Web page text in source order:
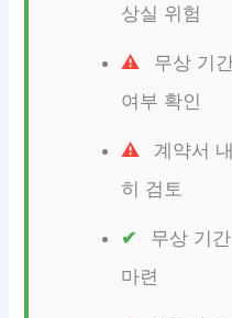
상실 위험
무상 기
여부 확인
계약서
히 검토
무상 기
마련